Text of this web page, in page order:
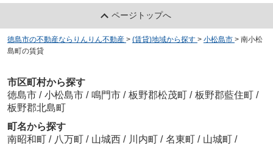
ページトップへ
徳島市の不動産ならりんりん不動産 > (賃貸)地域から探す > 小松島市 > 南小松
島町の賃貸
市区町村から探す
徳島市 / 小松島市 / 鳴門市 / 板野郡松茂町 / 板野郡藍住町 /
板野郡北島町
町名から探す
南昭和町 / 八万町 / 山城西 / 川内町 / 名東町 / 山城町 /